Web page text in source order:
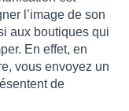
l’image de son
aux boutiques qui
En effet, en
vous envoyez un
de